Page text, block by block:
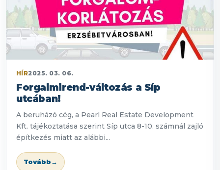
HÍR2025. 03. 06.
Forgalmirend-változás a Síp
utcában!
A beruházó cég, a Pearl Real Estate Development
Kft. tájékoztatása szerint Síp utca 8-10. számnál zajló
építkezés miatt az alábbi...
Tovább→